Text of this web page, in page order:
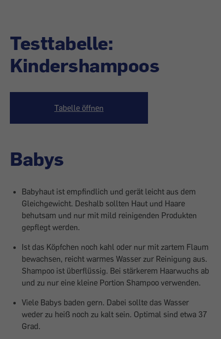
Testtabelle:
Kindershampoos
Tabelle öffnen
Babys
Babyhaut ist empfindlich und gerät leicht aus dem
Gleichgewicht. Deshalb sollten Haut und Haare
behutsam und nur mit mild reinigenden Produkten
gepflegt werden.
Ist das Köpfchen noch kahl oder nur mit zartem Flaum
bewachsen, reicht warmes Wasser zur Reinigung aus.
Shampoo ist überflüssig. Bei stärkerem Haarwuchs ab
und zu nur eine kleine Portion Shampoo verwenden.
Viele Babys baden gern. Dabei sollte das Wasser
weder zu heiß noch zu kalt sein. Optimal sind etwa 37
Grad.